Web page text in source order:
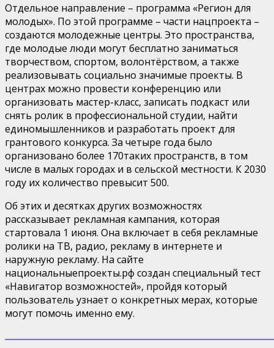
Отдельное направление – программа «Регион для
молодых». По этой программе – части нацпроекта –
создаются молодежные центры. Это пространства,
где молодые люди могут бесплатно заниматься
творчеством, спортом, волонтёрством, а также
реализовывать социально значимые проекты. В
центрах можно провести конференцию или
организовать мастер-класс, записать подкаст или
снять ролик в профессиональной студии, найти
единомышленников и разработать проект для
грантового конкурса. За четыре года было
организовано более 170таких пространств, в том
числе в малых городах и в сельской местности. К 2030
году их количество превысит 500.
Об этих и десятках других возможностях
рассказывает рекламная кампания, которая
стартовала 1 июня. Она включает в себя рекламные
ролики на ТВ, радио, рекламу в интернете и
наружную рекламу. На сайте
национальныепроекты.рф создан специальный тест
«Навигатор возможностей», пройдя который
пользователь узнает о конкретных мерах, которые
могут помочь именно ему.